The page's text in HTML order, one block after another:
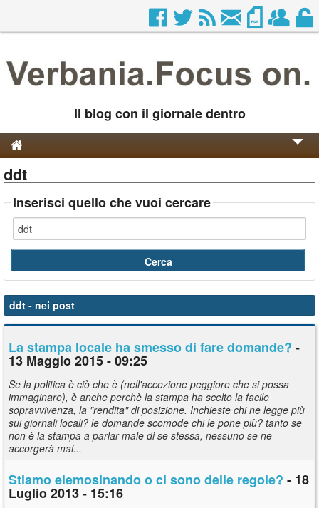
Il blog con il giornale dentro
Genesi e Storia
Contatti
ddt
Inserisci quello che vuoi cercare
ddt - nei post
La stampa locale ha smesso di fare domande? -
13 Maggio 2015 - 09:25
Se la politica è ciò che è (nell'accezione peggiore che si possa
immaginare), è anche perchè la stampa ha scelto la facile
sopravvivenza, la "rendita" di posizione. Inchieste chi ne legge più
sui giornali locali? le domande scomode chi le pone più? tanto se
non è la stampa a parlar male di se stessa, nessuno se ne
accorgerà mai...
Stiamo elemosinando o ci sono delle regole? - 18
Luglio 2013 - 15:16